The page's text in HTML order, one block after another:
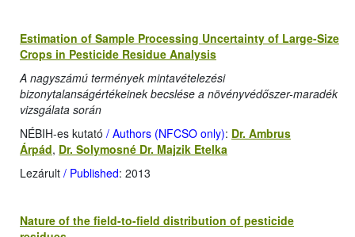
Estimation of Sample Processing Uncertainty of Large-Size
Crops in Pesticide Residue Analysis
A nagyszámú termények mintavételezési
bizonytalanságértékeinek becslése a növényvédőszer-maradék
vizsgálata során
NÉBIH-es kutató / Authors (NFCSO only): Dr. Ambrus
Árpád, Dr. Solymosné Dr. Majzik Etelka
Lezárult / Published: 2013
Nature of the field-to-field distribution of pesticide